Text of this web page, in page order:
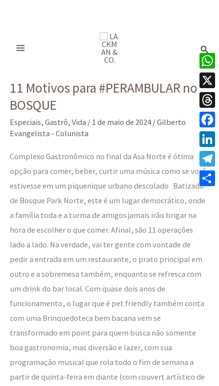
11 Motivos para #PERAMBULAR no
BOSQUE
Especiais, Gastrô, Vida / 1 de maio de 2024 /Gilberto
Evangelista - Colunista
Complexo Gastronômico no final da Asa Norte é ótima
opção para comer, beber, curtir uma música como se você
estivesse em um piquenique urbano descolado Batizado
de Bosque Park Norte, este é um lugar democrático, onde
a família toda e a turma de amigos jamais irão brigar na
hora de escolher o que comer. Afinal, são 11 operações
lado a lado. Na verdade, vai ter gente com vontade de
pedir a entrada em um restaurante, o prato principal em
outro e a sobremesa também, enquanto se refresca com
um drink do bar local. Com quase dois anos de
funcionamento, o lugar que é pet friendly também conta
com uma Brinquedoteca bem bacana vem se
transformado em point para quem busca não somente
boa gastronomia, mas diversão e lazer, com sua
programação musical que rola todo o fim de semana a
partir de quinta-feira em diante (com couvert artístico de
Motivos
para
#PERAMBULAR
no
X